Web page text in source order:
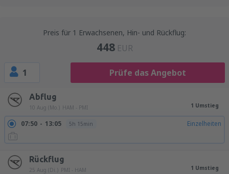
Preis für 1 Erwachsenen, Hin- und Rückflug:
448 EUR
1 Prüfe das Angebot
Abflug
10 Aug (Mo.) HAM - PMI 1 Umstieg
07:50 13:05 5h 15min Einzelheiten
Rückflug
25 Aug (Di.) PMI - HAM 1 Umstieg